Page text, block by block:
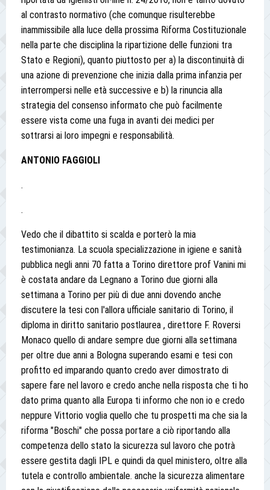
al contrasto normativo (che comunque risulterebbe
inammissibile alla luce della prossima Riforma Costituzionale
nella parte che disciplina la ripartizione delle funzioni tra
Stato e Regioni), quanto piuttosto per a) la discontinuità di
una azione di prevenzione che inizia dalla prima infanzia per
interrompersi nelle età successive e b) la rinuncia alla
strategia del consenso informato che può facilmente
essere vista come una fuga in avanti dei medici per
sottrarsi ai loro impegni e responsabilità.
ANTONIO FAGGIOLI
.
.
Vedo che il dibattito si scalda e porterò la mia
testimonianza. La scuola specializzazione in igiene e sanità
pubblica negli anni 70 fatta a Torino direttore prof Vanini mi
è costata andare da Legnano a Torino due giorni alla
settimana a Torino per più di due anni dovendo anche
discutere la tesi con l'allora ufficiale sanitario di Torino, il
diploma in diritto sanitario postlaurea , direttore F. Roversi
Monaco quello di andare sempre due giorni alla settimana
per oltre due anni a Bologna superando esami e tesi con
profitto ed imparando quanto credo aver dimostrato di
sapere fare nel lavoro e credo anche nella risposta che ti ho
dato prima quanto alla Europa ti informo che non io e credo
neppure Vittorio voglia quello che tu prospetti ma che sia la
riforma "Boschi" che possa portare a ciò riportando alla
competenza dello stato la sicurezza sul lavoro che potrà
essere gestita dagli IPL e quindi da quel ministero, oltre alla
tutela e controllo ambientale. anche la sicurezza alimentare